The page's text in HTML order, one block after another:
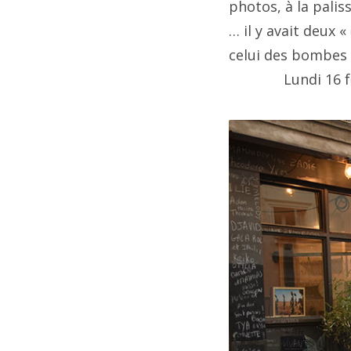
photos, à la
… il y avait deux «
celui des
Lundi 16